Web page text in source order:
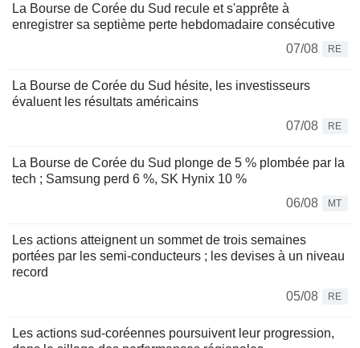
La Bourse de Corée du Sud recule et s'apprête à
enregistrer sa septième perte hebdomadaire consécutive
07/08
RE
La Bourse de Corée du Sud hésite, les investisseurs
évaluent les résultats américains
07/08
RE
La Bourse de Corée du Sud plonge de 5 % plombée par la
tech ; Samsung perd 6 %, SK Hynix 10 %
06/08
MT
Les actions atteignent un sommet de trois semaines
portées par les semi-conducteurs ; les devises à un niveau
record
05/08
RE
Les actions sud-coréennes poursuivent leur progression,